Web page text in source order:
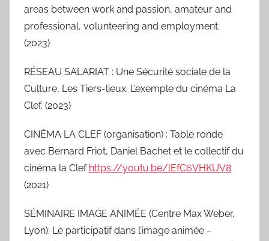
areas between work and passion, amateur and
professional, volunteering and employment.
(2023)
RÉSEAU SALARIAT : Une Sécurité sociale de la
Culture, Les Tiers-lieux. L’exemple du cinéma La
Clef. (2023)
CINÉMA LA CLEF (organisation) : Table ronde
avec Bernard Friot, Daniel Bachet et le collectif du
cinéma la Clef https://youtu.be/lEfC6VHKUV8
(2021)
SÉMINAIRE IMAGE ANIMÉE (Centre Max Weber,
Lyon): Le participatif dans l’image animée –